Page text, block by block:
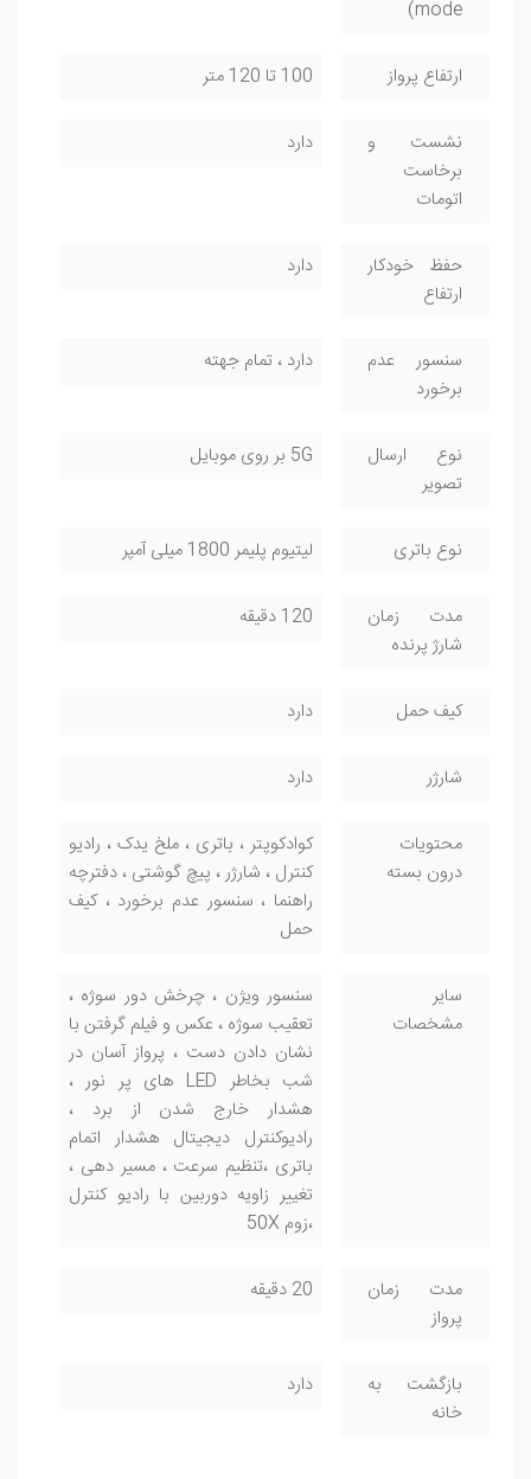
mode)
ارتفاع پرواز 100 تا 120 متر
نشست و
برخاست
اتومات
دارد
حفظ خودکار
ارتفاع
دارد
سنسور عدم
برخورد
دارد ، تمام جهته
نوع ارسال
تصویر
5G بر روی موبایل
نوع باتری لیتیوم پلیمر 1800 میلی آمپر
مدت زمان
شارژ پرنده
120 دقیقه
کیف حمل دارد
شارژر دارد
محتویات
درون بسته
کوادکوپتر ، باتری ، ملخ یدک ، رادیو
کنترل ، شارژر ، پیچ گوشتی ، دفترچه
راهنما ، سنسور عدم برخورد ، کیف
حمل
سایر
مشخصات
سنسور ویژن ، چرخش دور سوژه ،
تعقیب سوژه ، عکس و فیلم گرفتن با
نشان دادن دست ، پرواز آسان در
شب بخاطر LED های پر نور ،
هشدار خارج شدن از برد ،
رادیوکنترل دیجیتال هشدار اتمام
باتری ،تنظیم سرعت ، مسیر دهی ،
تغییر زاویه دوربین با رادیو کنترل
،زوم 50X
مدت زمان
پرواز
20 دقیقه
بازگشت به
خانه
دارد